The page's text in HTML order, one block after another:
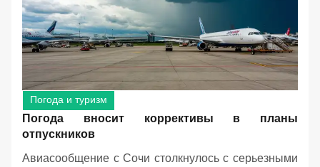
Погода и туризм
Погода вносит коррективы в планы
отпускников
Авиасообщение с Сочи столкнулось с серьезными